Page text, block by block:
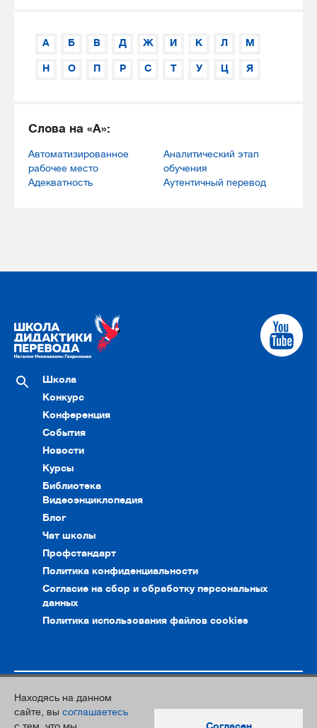
А Б В Д Ж И К Л М
Н О П Р С Т У Ц Я
Слова на «А»:
Автоматизированное
рабочее место
Адекватность
Аналитический этап
обучения
Аутентичный перевод
Школа
Конкурс
Конференция
События
Новости
Курсы
Библиотека
Видеоэнциклопедия
Блог
Чат школы
Профстандарт
Политика конфиденциальности
Согласие на сбор и обработку персональных
данных
Политика использования файлов cookies
© 2010–2026. Интернет-ресурс профессионального сообщества
преподавателей и переводчиков
Находясь на данном
сайте, вы соглашаетесь